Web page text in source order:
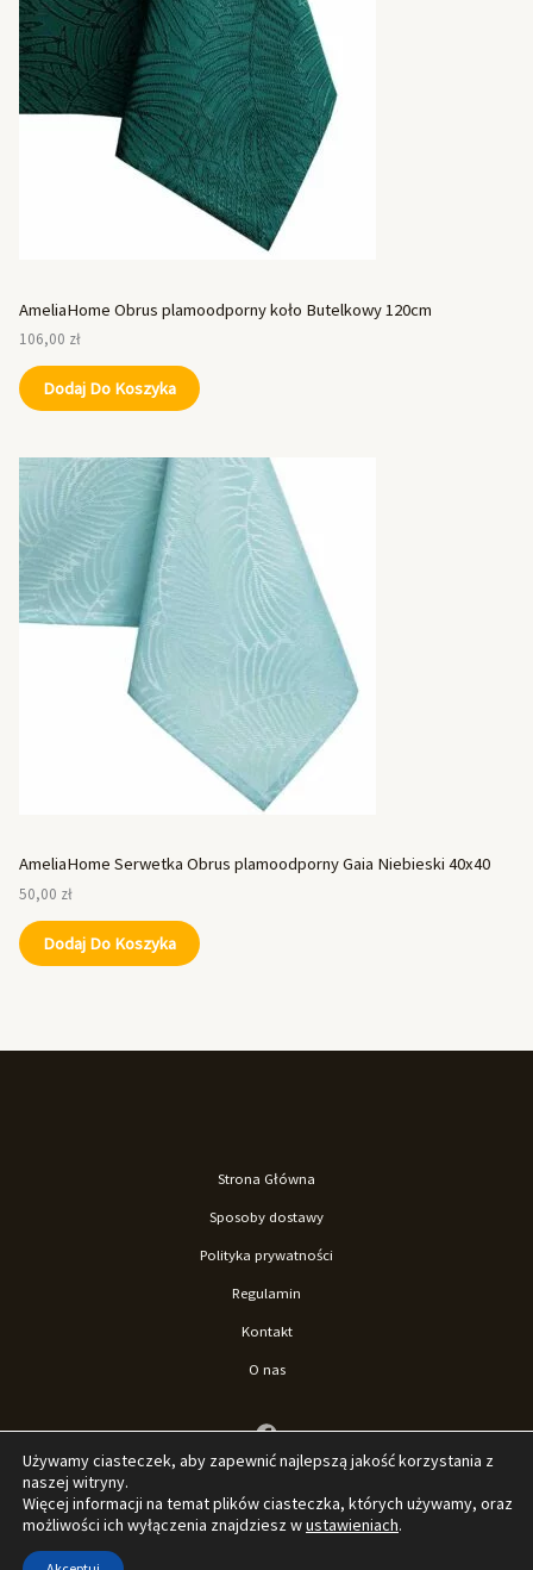
AmeliaHome Obrus plamoodporny koło Butelkowy 120cm
106,00 zł
Dodaj Do Koszyka
AmeliaHome Serwetka Obrus plamoodporny Gaia Niebieski 40x40
50,00 zł
Dodaj Do Koszyka
Strona Główna
Sposoby dostawy
Polityka prywatności
Regulamin
Kontakt
O nas
Używamy ciasteczek, aby zapewnić najlepszą jakość korzystania z
naszej witryny.
Więcej informacji na temat plików ciasteczka, których używamy, oraz
możliwości ich wyłączenia znajdziesz wustawieniach.